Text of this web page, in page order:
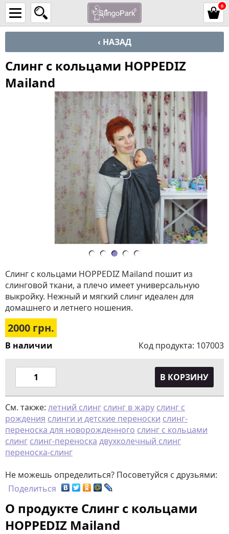
0
‹ НАЗАД
Слинг с кольцами HOPPEDIZ
Mailand
Слинг с кольцами HOPPEDIZ Mailand пошит из
слинговой ткани, а плечо имеет универсальную
выкройку. Нежный и мягкий слинг идеален для
домашнего и летнего ношения.
2000 грн.
В наличии Код продукта: 107003
В КОРЗИНУ
См. также: летний слинг слинг в жару слинг с
рождения слинги и детские переноски слинг-
переноска для новорожденного слинг с кольцами
слинг слинг-переноска двухколечный слинг
переноска-слинг
Не можешь определиться? Посоветуйся с друзьями:
Поделиться
О продукте Слинг с кольцами
HOPPEDIZ Mailand